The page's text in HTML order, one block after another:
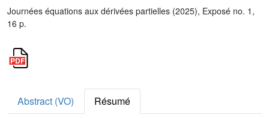
Journées équations aux dérivées partielles (2025), Exposé no. 1,
16 p.
Abstract (VO) Résumé